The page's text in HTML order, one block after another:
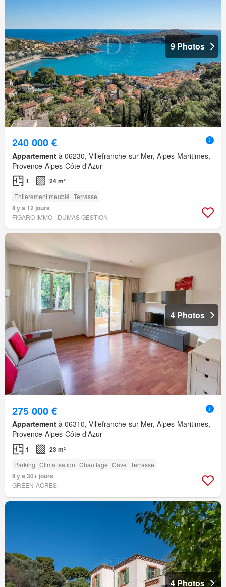
9 Photos
240 000 €
Appartement à 06230, Villefranche-sur-Mer, Alpes-Maritimes,
Provence-Alpes-Côte d'Azur
1 24 m²
Entièrement meublé Terrasse
Il y a 12 jours
FIGARO IMMO - DUMAS GESTION
4 Photos
275 000 €
Appartement à 06310, Villefranche-sur-Mer, Alpes-Maritimes,
Provence-Alpes-Côte d'Azur
1 23 m²
Parking Climatisation Chauffage Cave Terrasse
Il y a 30+ jours
GREEN-ACRES
4 Photos